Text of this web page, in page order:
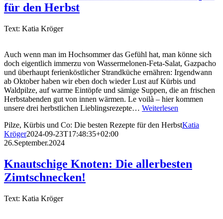
für den Herbst
Text: Katia Kröger
Auch wenn man im Hochsommer das Gefühl hat, man könne sich
doch eigentlich immerzu von Wassermelonen-Feta-Salat, Gazpacho
und überhaupt ferienköstlicher Strandküche ernähren: Irgendwann
ab Oktober haben wir eben doch wieder Lust auf Kürbis und
Waldpilze, auf warme Eintöpfe und sämige Suppen, die an frischen
Herbstabenden gut von innen wärmen. Le voilà – hier kommen
unsere drei herbstlichen Lieblingsrezepte… Weiterlesen
Pilze, Kürbis und Co: Die besten Rezepte für den HerbstKatia
Kröger2024-09-23T17:48:35+02:00
26.September.2024
Knautschige Knoten: Die allerbesten
Zimtschnecken!
Text: Katia Kröger